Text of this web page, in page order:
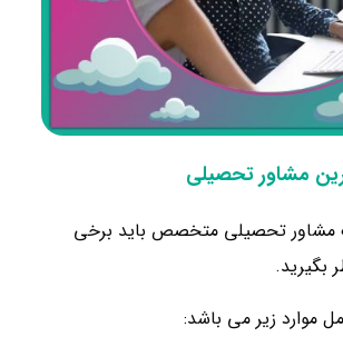
مشاور تحصیلی
مشاور تحصیلی متخصص باید برخی
بگیرید.
موارد زیر می باشد: